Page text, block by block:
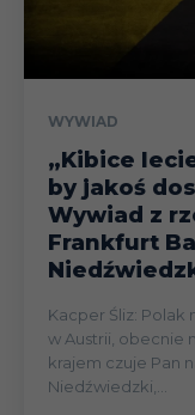
WYWIAD
„Kibice
by jakoś
Wywiad z
Frankfurt
Kacper Śliz: Polak
w Austrii, obecnie
krajem czuje Pan
Niedźwiedzki,...